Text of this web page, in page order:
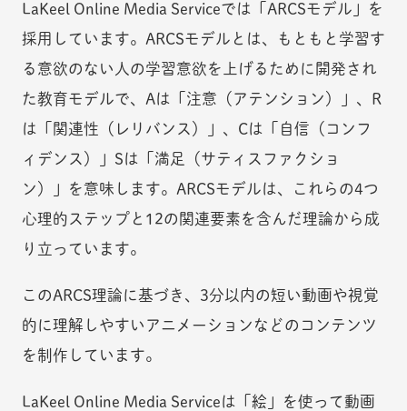
LaKeel Online Media Serviceでは「ARCSモデル」を
採用しています。ARCSモデルとは、もともと学習す
る意欲のない人の学習意欲を上げるために開発され
た教育モデルで、Aは「注意（アテンション）」、R
は「関連性（レリバンス）」、Cは「自信（コンフ
ィデンス）」Sは「満足（サティスファクショ
ン）」を意味します。ARCSモデルは、これらの4つ
心理的ステップと12の関連要素を含んだ理論から成
り立っています。
このARCS理論に基づき、3分以内の短い動画や視覚
的に理解しやすいアニメーションなどのコンテンツ
を制作しています。
LaKeel Online Media Serviceは「絵」を使って動画